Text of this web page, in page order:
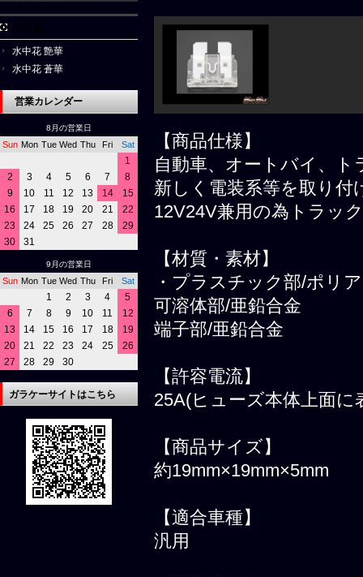
【商品仕様】
自動車、オートバイ、
新しく電装系等を取り付
12V24V兼用の為トラッ
【材質・素材】
・プラスチック部/ポリ
可溶体部/亜鉛合金
端子部/亜鉛合金
【許容電流】
25A(ヒューズ本体上面に
【商品サイズ】
約19mm×19mm×5mm
【適合車種】
汎用
水中花 艶華
水中花 蒼華
営業カレンダー
8月の営業日
Sun Mon Tue Wed Thu Fri Sat
1
2
3 4 5 6 7
8
9
10 11 12 13 14
15
16
17 18 19 20 21
22
23
24 25 26 27 28
29
30
31
9月の営業日
Sun Mon Tue Wed Thu Fri Sat
1 2 3 4
5
6
7 8 9 10 11
12
13
14 15 16 17 18
19
20
21 22 23 24 25
26
27
28 29 30
ガラケーサイトはこちら